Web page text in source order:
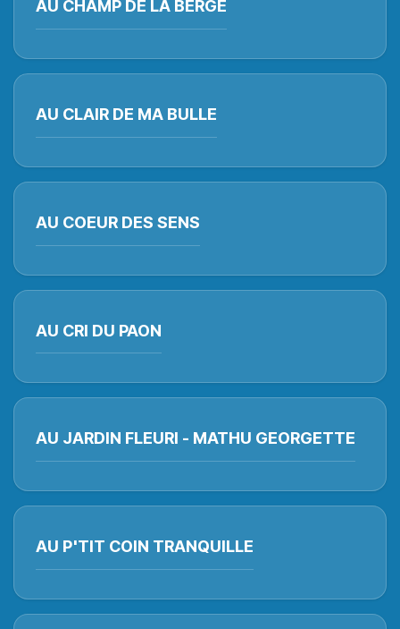
AU CHAMP DE LA BERGE
AU CLAIR DE MA BULLE
AU COEUR DES SENS
AU CRI DU PAON
AU JARDIN FLEURI - MATHU GEORGETTE
AU P'TIT COIN TRANQUILLE